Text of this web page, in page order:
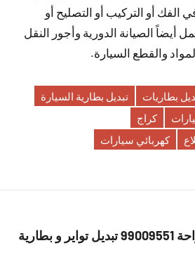
الفك أو التركيب أو التصليح أو
أيضاً الصيانة الدورية وأجور النقل
والقطع السيارة.
بطاريات
تبديل بطارية السيارة
كراج
كهربائي سيارات
كراج بنشر متنقل الواحة 99009551‬ تبديل تواير و بطارية